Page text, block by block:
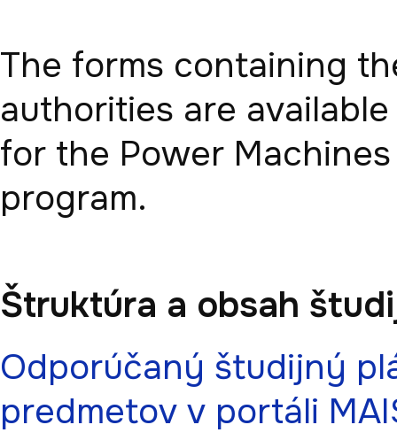
The forms containing
authorities are
for the Power
Štruktúra a obsah
Odporúčaný študijný
predmetov v portáli